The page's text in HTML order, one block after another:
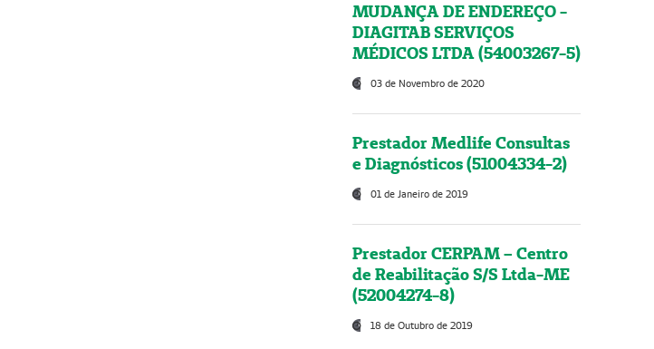
MUDANÇA DE ENDEREÇO -
DIAGITAB SERVIÇOS
MÉDICOS LTDA (54003267-5)
03 de Novembro de 2020
Prestador Medlife Consultas
e Diagnósticos (51004334-2)
01 de Janeiro de 2019
Prestador CERPAM – Centro
de Reabilitação S/S Ltda-ME
(52004274-8)
18 de Outubro de 2019